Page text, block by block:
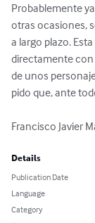
Probablemente
otras ocasiones,
a largo plazo.
directamente con
de unos
pido que, ante
Francisco Javier
Details
Publication Date
Language
Category